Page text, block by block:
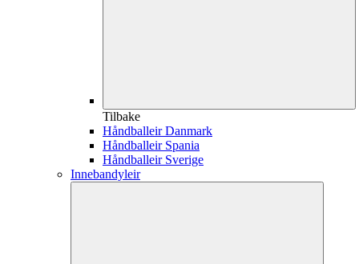
Tilbake
Håndballeir Danmark
Håndballeir Spania
Håndballeir Sverige
Innebandyleir